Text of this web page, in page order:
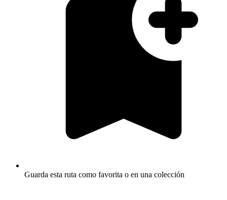
Guarda esta ruta como favorita o en una colección